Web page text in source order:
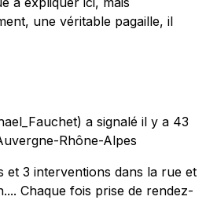
une véritable pagaille, il
a signalé il y a 43
Rhône-Alpes
et 3 interventions dans la rue et
Chaque fois prise de rendez-